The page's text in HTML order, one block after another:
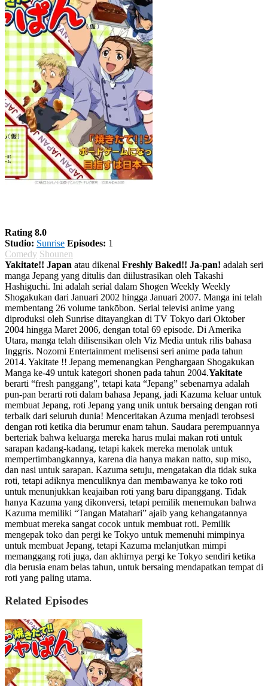
Rating 8.0
Studio: Sunrise Episodes: 1
Comedy Shounen
Yakitate!! Japan atau dikenal Freshly Baked!! Ja-pan! adalah seri
manga Jepang yang ditulis dan diilustrasikan oleh Takashi
Hashiguchi. Ini adalah serial dalam Shogen Weekly Weekly
Shogakukan dari Januari 2002 hingga Januari 2007. Manga ini telah
membentang 26 volume tankōbon. Serial televisi anime yang
diproduksi oleh Sunrise ditayangkan di TV Tokyo dari Oktober
2004 hingga Maret 2006, dengan total 69 episode. Di Amerika
Utara, manga telah dilisensikan oleh Viz Media untuk rilis bahasa
Inggris. Nozomi Entertainment melisensi seri anime pada tahun
2014. Yakitate !! Jepang memenangkan Penghargaan Shogakukan
Manga ke-49 untuk kategori shonen pada tahun 2004.Yakitate
berarti “fresh panggang”, tetapi kata “Jepang” sebenarnya adalah
pun-pan berarti roti dalam bahasa Jepang, jadi Kazuma keluar untuk
membuat Jepang, roti Jepang yang unik untuk bersaing dengan roti
terbaik dari seluruh dunia! Menceritakan Azuma menjadi terobsesi
dengan roti ketika dia berumur enam tahun. Saudara perempuannya
berteriak bahwa keluarga mereka harus mulai makan roti untuk
sarapan kadang-kadang, tetapi kakek mereka menolak untuk
mempertimbangkannya, karena dia hanya makan natto, sup miso,
dan nasi untuk sarapan. Kazuma setuju, mengatakan dia tidak suka
roti, tetapi adiknya menculiknya dan membawanya ke toko roti
untuk menunjukkan keajaiban roti yang baru dipanggang. Tidak
hanya Kazuma yang dikonversi, tetapi pemilik menemukan bahwa
Kazuma memiliki “Tangan Matahari” ajaib yang kehangatannya
membuat mereka sangat cocok untuk membuat roti. Pemilik
mengepak toko dan pergi ke Tokyo untuk memenuhi mimpinya
untuk membuat Jepang, tetapi Kazuma melanjutkan mimpi
memanggang roti juga, dan akhirnya pergi ke Tokyo sendiri ketika
dia berusia enam belas tahun, untuk bersaing mendapatkan tempat di
roti yang paling utama.
Related Episodes